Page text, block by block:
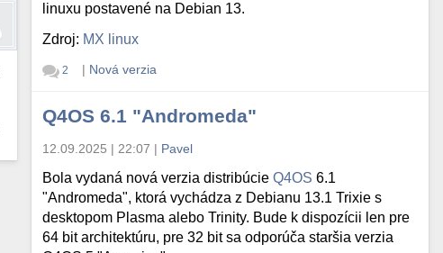
linuxu postavené na Debian 13.
Zdroj: MX linux
2 | Nová verzia
Q4OS 6.1 "Andromeda"
12.09.2025 | 22:07 | Pavel
Bola vydaná nová verzia distribúcieQ4OS 6.1
"Andromeda", ktorá vychádza z Debianu 13.1 Trixie s
desktopom Plasma alebo Trinity. Bude k dispozícii len pre
64 bit architektúru, pre 32 bit sa odporúča staršia verzia